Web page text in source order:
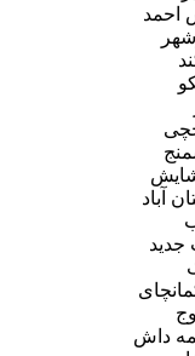
احمد
آباد
جدید
داش